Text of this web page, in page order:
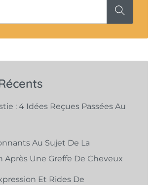
: 4 Idées Reçues Passées Au
Au Sujet De La
Après Une Greffe De Cheveux
Et Rides De